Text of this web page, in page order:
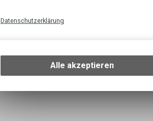
Datenschutzerklärung
Ihrem Gerät, um die
Verwendung des
zulassen.
Alle akzeptieren